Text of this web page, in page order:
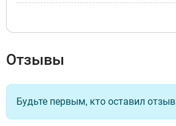
Отзывы
Будьте первым, кто оставил отзыв